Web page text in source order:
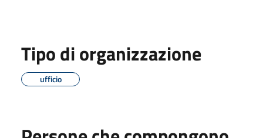
Tipo di organizzazione
ufficio